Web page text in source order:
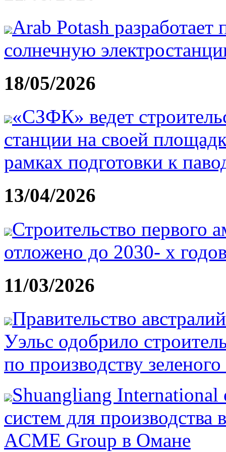
Arab Potash
солнечную
18/05/2026
«СЗФК» ведет
станции на своей
рамках подготовки к
13/04/2026
Строительство первого
отложено до 2030- х
11/03/2026
Правительство
Уэльс одобрило
по производству
Shuangliang International
систем для производства
ACME Group в Омане